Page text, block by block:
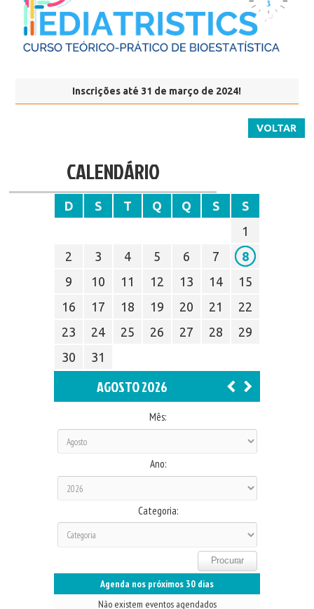
Inscrições até 31 de março de 2024!
VOLTAR
CALENDÁRIO
D S T Q Q S
S
1
2
3 4 5 6 7
8
9
10 11 12 13 14
15
16
17 18 19 20 21
22
23
24 25 26 27 28
29
30
31
AGOSTO 2026
Mês:
Ano:
Categoria:
Agenda nos próximos 30 dias
Não existem eventos agendados